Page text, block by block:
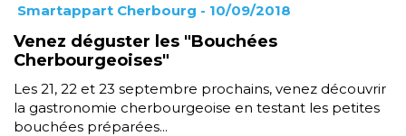
Smartappart Cherbourg - 10/09/2018
Venez déguster les "Bouchées
Cherbourgeoises"
Les 21, 22 et 23 septembre prochains, venez découvrir
la gastronomie cherbourgeoise en testant les petites
bouchées préparées...